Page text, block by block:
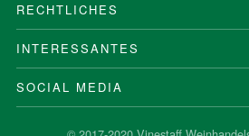
RECHTLICHES
INTERESSANTES
SOCIAL MEDIA